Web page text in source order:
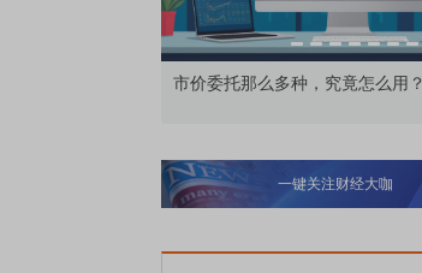
市价委托那么多种，究竟怎么用？
一键关注财经大咖